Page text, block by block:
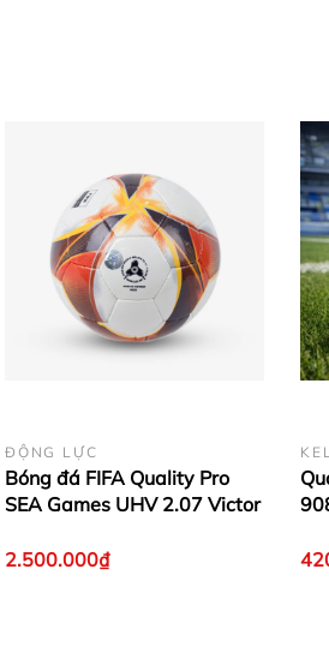
ĐỘNG LỰC
Bóng đá FIFA Quality Pro
SEA Games UHV 2.07 Victor
2.500.000₫